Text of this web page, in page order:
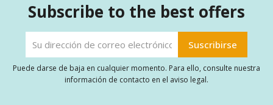
Subscribe to the best offers
Puede darse de baja en cualquier momento. Para ello, consulte nuestra
información de contacto en el aviso legal.